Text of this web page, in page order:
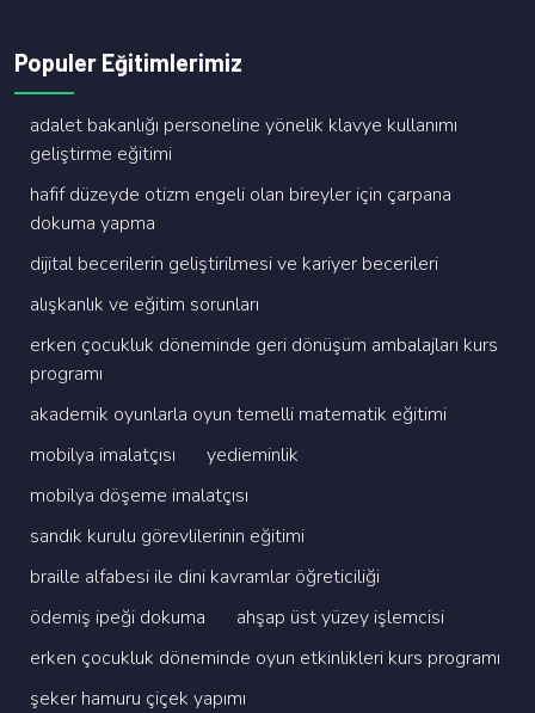
Populer Eğitimlerimiz
adalet bakanliği personeli̇ne yöneli̇k klavye kullanimi
geli̇şti̇rme eği̇ti̇mi̇
hafi̇f düzeyde oti̇zm engeli̇ olan bi̇reyler i̇çi̇n çarpana
dokuma yapma
di̇ji̇tal beceri̇leri̇n geli̇şti̇ri̇lmesi̇ ve kari̇yer beceri̇leri̇
alişkanlik ve eği̇ti̇m sorunlari
erken çocukluk dönemi̇nde geri̇ dönüşüm ambalajlari kurs
programi
akademi̇k oyunlarla oyun temelli̇ matemati̇k eği̇ti̇mi̇
mobi̇lya i̇malatçisi
yedi̇emi̇nli̇k
mobi̇lya döşeme i̇malatçisi
sandik kurulu görevli̇leri̇ni̇n eği̇ti̇mi̇
brai̇lle alfabesi̇ i̇le di̇ni̇ kavramlar öğreti̇ci̇li̇ği̇
ödemi̇ş i̇peği̇ dokuma
ahşap üst yüzey i̇şlemci̇si̇
erken çocukluk dönemi̇nde oyun etki̇nli̇kleri̇ kurs programi
şeker hamuru çi̇çek yapimi